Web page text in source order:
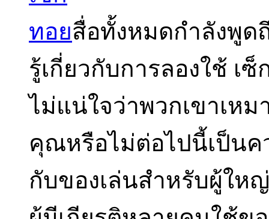
สื่อทั้งหมดกำลังพูด
รู้เกี่ยวกับการลองใช้ เ
ไม่แน่ใจว่าพวกเขาเห
คุณหรือไม่ต่อไปนี้เป็นค
กับของเล่นสำหรับผู้ให